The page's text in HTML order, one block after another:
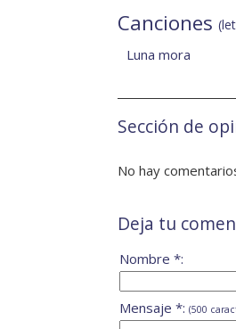
Canciones
Luna mora
Sección de
No hay
Deja tu
Nombre *:
Mensaje *: (500